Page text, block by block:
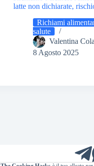
latte non dichiarate,
Richiami
salute
Valentina
8 Agosto 2025